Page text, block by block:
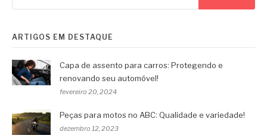
ARTIGOS EM DESTAQUE
Capa de assento para carros: Protegendo e
renovando seu automóvel!
fevereiro 20, 2024
Peças para motos no ABC: Qualidade e variedade!
dezembro 12, 2023